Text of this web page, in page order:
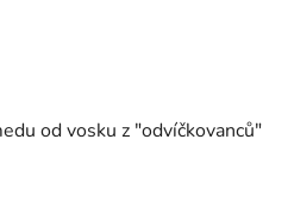
od vosku z "odvíčkovanců"